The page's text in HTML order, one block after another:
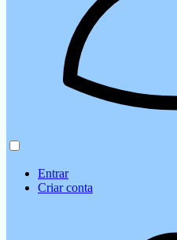
Entrar
Criar conta